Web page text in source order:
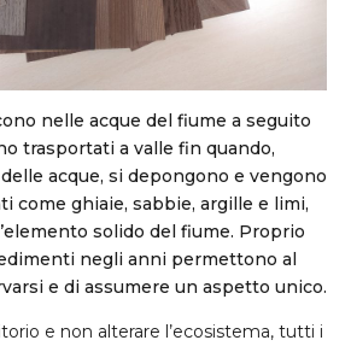
nelle acque del fiume a seguito
trasportati a valle fin quando,
acque, si depongono e vengono
come ghiaie, sabbie, argille e limi,
solido del fiume. Proprio
negli anni permettono al
e di assumere un aspetto unico.
e non alterare l’ecosistema, tutti i